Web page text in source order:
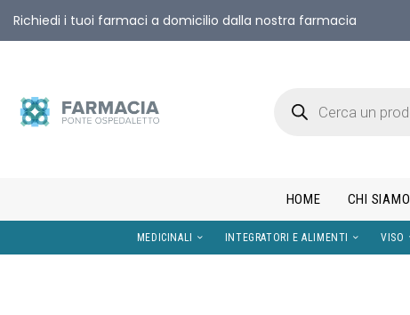
Richiedi i tuoi farmaci a domicilio dalla nostra farmacia
HOME CHI SIAMO